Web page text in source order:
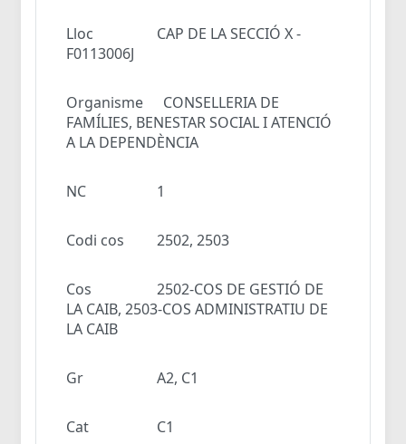
Lloc
CAP DE LA SECCIÓ X -
F0113006J
Organisme
CONSELLERIA DE
FAMÍLIES, BENESTAR SOCIAL I ATENCIÓ
A LA DEPENDÈNCIA
NC 1
Codi cos 2502, 2503
Cos
2502-COS DE GESTIÓ DE
LA CAIB, 2503-COS ADMINISTRATIU DE
LA CAIB
Gr A2, C1
Cat C1